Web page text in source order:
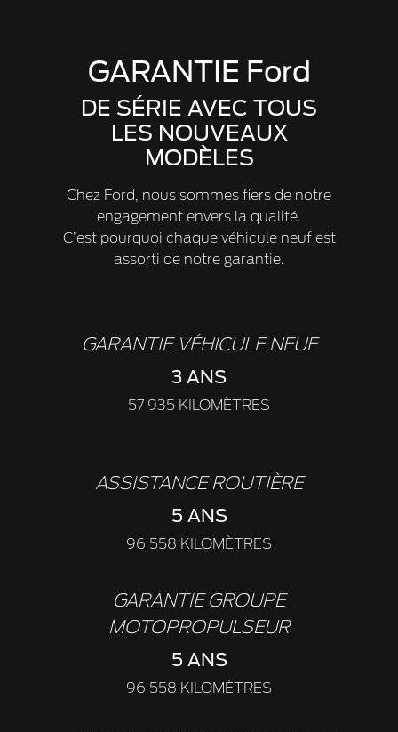
GARANTIE Ford
DE SÉRIE AVEC TOUS
LES NOUVEAUX
MODÈLES
Chez Ford, nous sommes fiers de notre
engagement envers la qualité.
C’est pourquoi chaque véhicule neuf est
assorti de notre garantie.
GARANTIE VÉHICULE NEUF
3 ANS
57 935 KILOMÈTRES
ASSISTANCE ROUTIÈRE
5 ANS
96 558 KILOMÈTRES
GARANTIE GROUPE
MOTOPROPULSEUR
5 ANS
96 558 KILOMÈTRES